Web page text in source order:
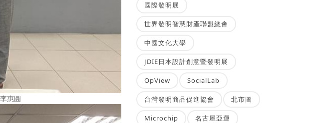
惠圓
國際發明展
世界發明智慧財產聯盟總會
中國文化大學
JDIE日本設計創意暨發明展
OpView SocialLab
台灣發明商品促進協會 北市圖
Microchip 名古屋亞運